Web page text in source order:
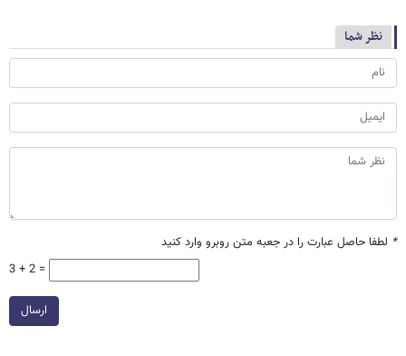
نظر شما
* لطفا حاصل عبارت را در جعبه متن روبرو وارد کنید
3 + 2 =
ارسال